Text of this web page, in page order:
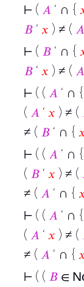
⊢ ( 𝐴 ‘ ∩ {
𝐵 ‘ 𝑥 ) ≠ ( 𝐴
⊢ ( 𝐵 ‘ ∩ {
𝐵 ‘ 𝑥 ) ≠ ( 𝐴
⊢ ( ( 𝐴 ‘ ∩
( 𝐴 ‘ 𝑥 ) ≠ (
≠ ( 𝐵 ‘ ∩ {
⊢ ( ( 𝐴 ‘ ∩
( 𝐵 ‘ 𝑥 ) ≠ (
≠ ( 𝐴 ‘ ∩ {
⊢ ( ( 𝐴 ‘ ∩
( 𝐴 ‘ 𝑥 ) ≠ (
≠ ( 𝐴 ‘ ∩ {
⊢ ( ( 𝐵 ∈